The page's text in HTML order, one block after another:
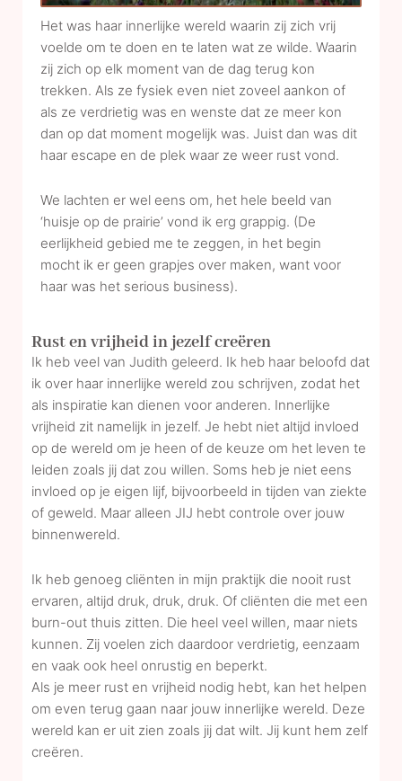
Het was haar innerlijke wereld waarin zij zich vrij
voelde om te doen en te laten wat ze wilde. Waarin
zij zich op elk moment van de dag terug kon
trekken. Als ze fysiek even niet zoveel aankon of
als ze verdrietig was en wenste dat ze meer kon
dan op dat moment mogelijk was. Juist dan was dit
haar escape en de plek waar ze weer rust vond.
We lachten er wel eens om, het hele beeld van
‘huisje op de prairie’ vond ik erg grappig. (De
eerlijkheid gebied me te zeggen, in het begin
mocht ik er geen grapjes over maken, want voor
haar was het serious business).
Rust en vrijheid in jezelf creëren
Ik heb veel van Judith geleerd. Ik heb haar beloofd dat
ik over haar innerlijke wereld zou schrijven, zodat het
als inspiratie kan dienen voor anderen. Innerlijke
vrijheid zit namelijk in jezelf. Je hebt niet altijd invloed
op de wereld om je heen of de keuze om het leven te
leiden zoals jij dat zou willen. Soms heb je niet eens
invloed op je eigen lijf, bijvoorbeeld in tijden van ziekte
of geweld. Maar alleen JIJ hebt controle over jouw
binnenwereld.
Ik heb genoeg cliënten in mijn praktijk die nooit rust
ervaren, altijd druk, druk, druk. Of cliënten die met een
burn-out thuis zitten. Die heel veel willen, maar niets
kunnen. Zij voelen zich daardoor verdrietig, eenzaam
en vaak ook heel onrustig en beperkt.
Als je meer rust en vrijheid nodig hebt, kan het helpen
om even terug gaan naar jouw innerlijke wereld. Deze
wereld kan er uit zien zoals jij dat wilt. Jij kunt hem zelf
creëren.